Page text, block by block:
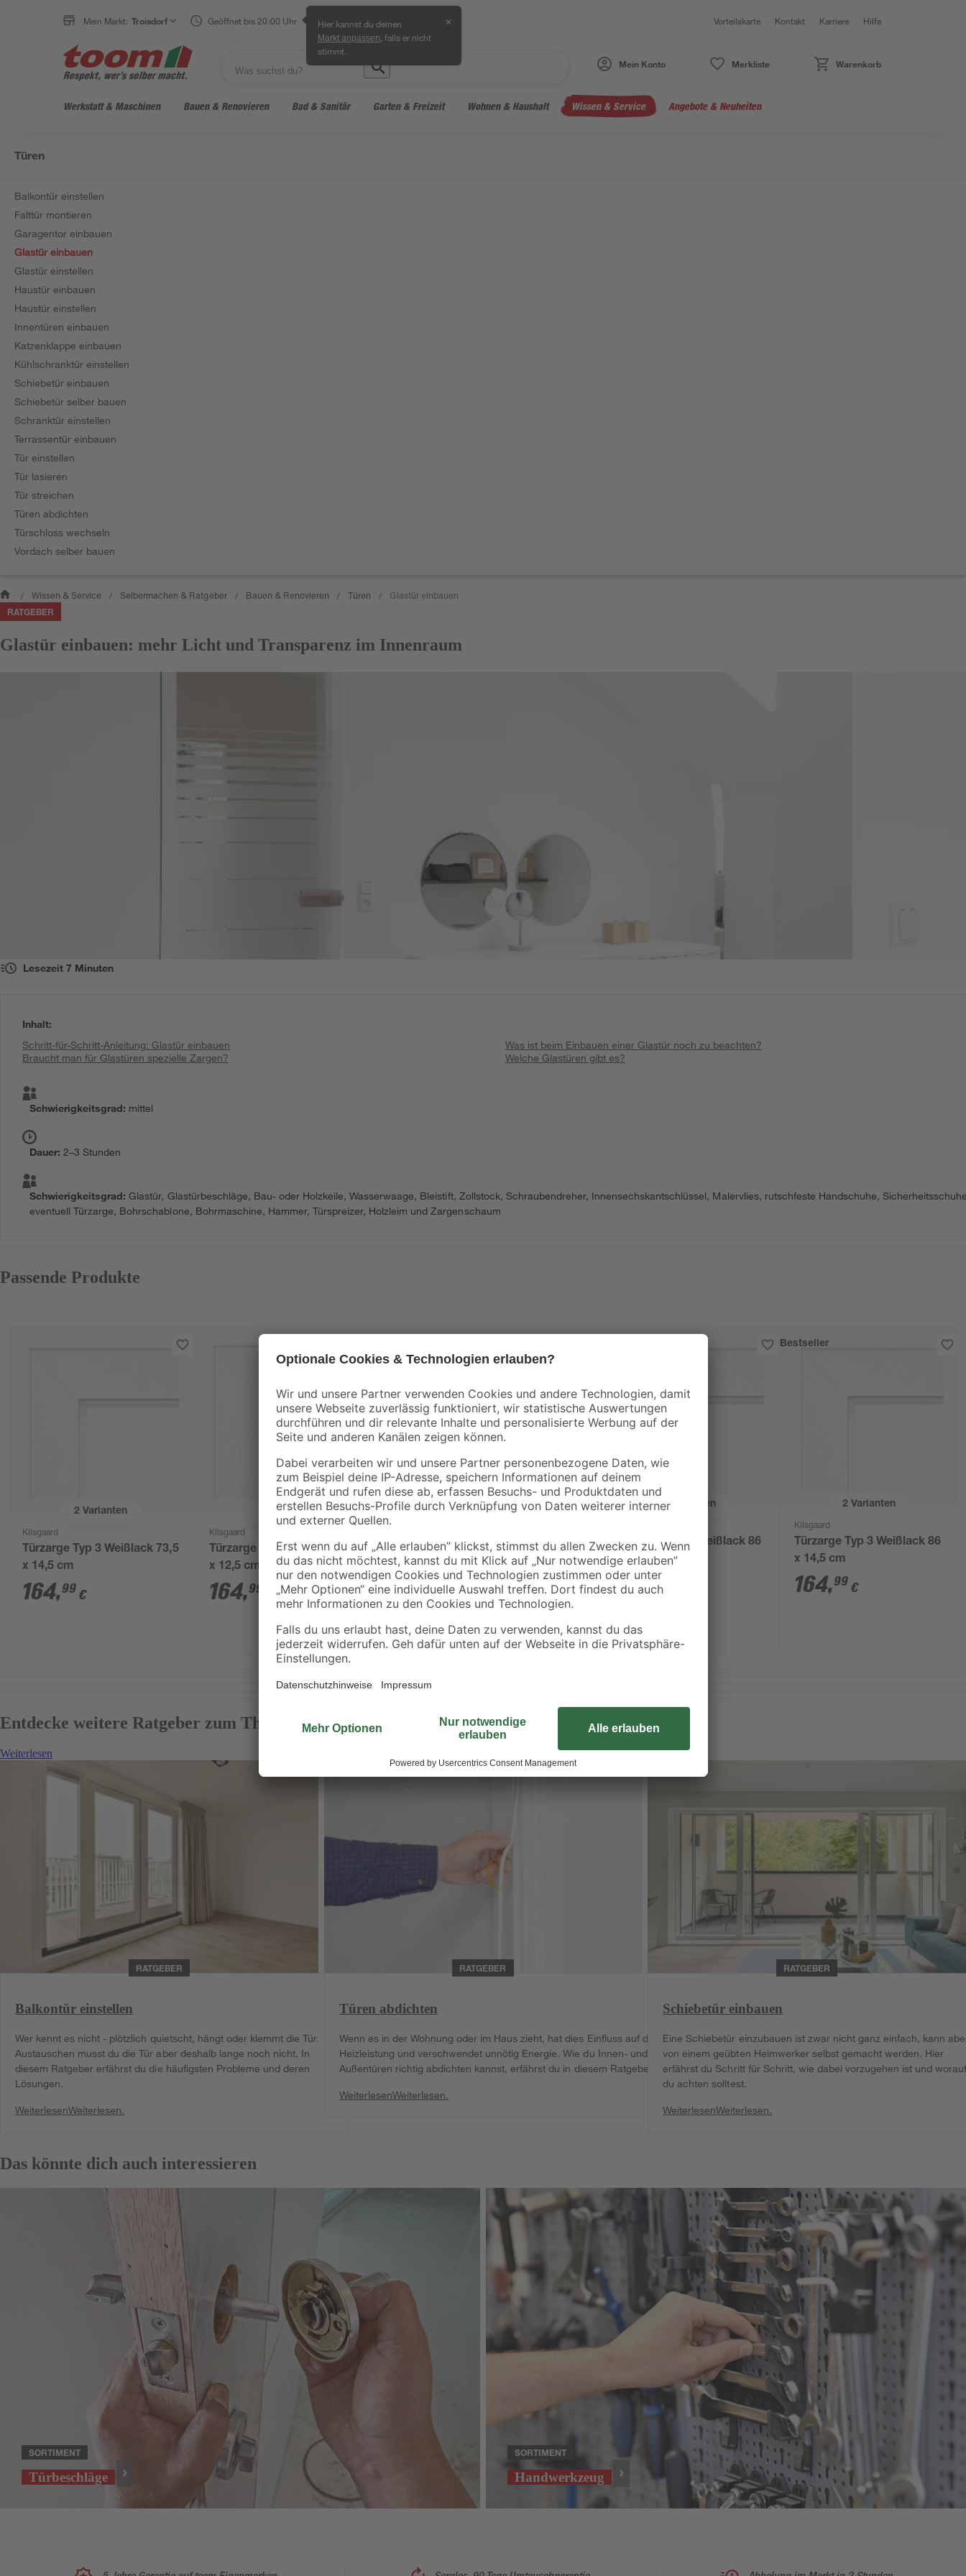
Mein Markt: Troisdorf Geöffnet bis 20:00 Uhr Hier kannst du deinen
Markt anpassen , falls er nicht
stimmt.
✕ Vorteilskarte Kontakt Karriere Hilfe
Mein Konto Merkliste Warenkorb
Werkstatt & Maschinen Bauen & Renovieren Bad & Sanitär Garten & Freizeit Wohnen & Haushalt Wissen & Service Angebote & Neuheiten
Türen
Balkontür einstellen
Falttür montieren
Garagentor einbauen
Glastür einbauen
Glastür einstellen
Haustür einbauen
Haustür einstellen
Innentüren einbauen
Katzenklappe einbauen
Kühlschranktür einstellen
Schiebetür einbauen
Schiebetür selber bauen
Schranktür einstellen
Terrassentür einbauen
Tür einstellen
Tür lasieren
Tür streichen
Türen abdichten
Türschloss wechseln
Vordach selber bauen
/ Wissen & Service / Selbermachen & Ratgeber / Bauen & Renovieren / Türen / Glastür einbauen
RATGEBER
Glastür einbauen: mehr Licht und Transparenz im Innenraum
Lesezeit7 Minuten
Inhalt:
Schritt-für-Schritt-Anleitung: Glastür einbauen
Braucht man für Glastüren spezielle Zargen?
Was ist beim Einbauen einer Glastür noch zu beachten?
Welche Glastüren gibt es?
Schwierigkeitsgrad: mittel
Dauer:2–3 Stunden
Schwierigkeitsgrad:Glastür, Glastürbeschläge, Bau- oder Holzkeile, Wasserwaage, Bleistift, Zollstock, Schraubendreher, Innensechskantschlüssel, Malervlies, rutschfeste Handschuhe,
eventuell Türzarge, Bohrschablone, Bohrmaschine, Hammer, Türspreizer, Holzleim und Zargenschaum
Passende Produkte
2 Varianten
Kilsgaard
Türzarge Typ 3 Weißlack 73,5
x 14,5 cm
164,99 €
Varianten
Kilsgaard
Türzarge Typ 3 Weißlack 73,5
x 12,5 cm
164,99
toom
Einbohrband-Set Stahl verzinkt Ø
16 mm 4-tlg.
7 €
2Varianten
Türzarge Typ 3 Weißlack 86
x 16,5 cm
179,99
2Varianten
Bestseller
Kilsgaard
Türzarge Typ 3 Weißlack 86
x 14,5 cm
164,99 €
Entdecke weitere Ratgeber zum Thema
Weiterlesen
RATGEBER
Balkontür einstellen
Wer kennt es nicht - plötzlich quietscht, hängt oder klemmt die Tür.
Austauschen musst du die Tür aber deshalb lange noch nicht. In
diesem Ratgeber erfährst du die häufigsten Probleme und deren
Lösungen.
WeiterlesenWeiterlesen.
RATGEBER
Türen abdichten
Wenn es in der Wohnung oder im Haus zieht, hat dies Einfluss auf die
Heizleistung und verschwendet unnötig Energie. Wie du Innen- und
Außentüren richtig abdichten kannst, erfährst du in diesem Ratgeber.
WeiterlesenWeiterlesen.
Weiterlesen
RATGEBER
Schiebetür einbauen
Eine Schiebetür einzubauen ist zwar nicht ganz einfach, kann
von einem geübten Heimwerker selbst gemacht werden. Hier
erfährst du Schritt für Schritt, wie dabei vorzugehen ist und
du achten solltest.
WeiterlesenWeiterlesen.
Das könnte dich auch interessieren
SORTIMENT
Türbeschläge
SORTIMENT
Handwerkzeug